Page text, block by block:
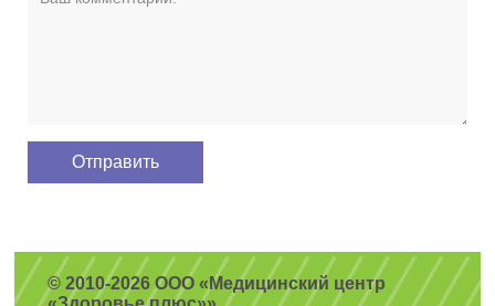
© 2010-2026 ООО «Медицинский центр